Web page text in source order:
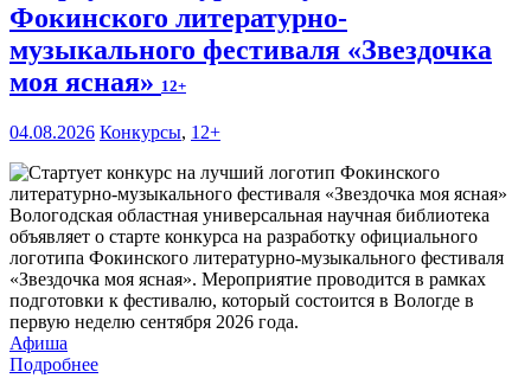
Фокинского литературно-
музыкального фестиваля «Звездочка
моя ясная» 12+
04.08.2026 Конкурсы, 12+
Вологодская областная универсальная научная библиотека
объявляет о старте конкурса на разработку официального
логотипа Фокинского литературно-музыкального фестиваля
«Звездочка моя ясная». Мероприятие проводится в рамках
подготовки к фестивалю, который состоится в Вологде в
первую неделю сентября 2026 года.
Афиша
Подробнее